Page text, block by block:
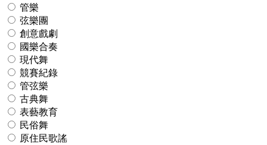
管樂
弦樂團
創意戲劇
國樂合奏
現代舞
競賽紀錄
管弦樂
古典舞
表藝教育
民俗舞
原住民歌謠